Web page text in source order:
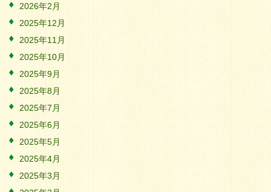
2026年2月
2025年12月
2025年11月
2025年10月
2025年9月
2025年8月
2025年7月
2025年6月
2025年5月
2025年4月
2025年3月